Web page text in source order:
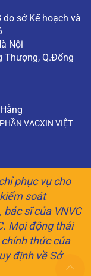
sở Kế hoạch và
Nội
Thượng, Q.Đống
VACXIN VIỆT
phục vụ cho
soát
sĩ của VNVC
Mọi động thái
thức của
định về Sở